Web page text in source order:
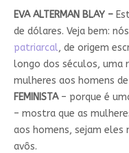
EVA ALTERMAN BLAY –
de dólares. Veja bem:
patriarcal, de origem
longo dos séculos, uma
mulheres aos homens
FEMINISTA – porque é
– mostra que as
aos homens, sejam eles
avôs.